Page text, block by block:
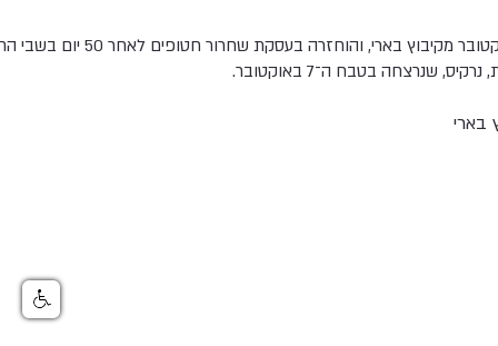
אמילי הנד נחטפה ב־7 באוקטובר מקיבוץ
שנרצחה בטבח ה־7 באוקטובר.
בארי